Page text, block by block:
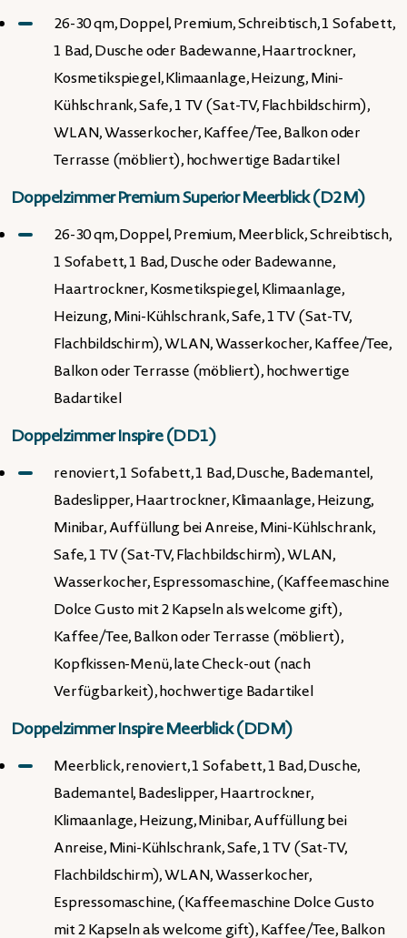
26-30 qm, Doppel, Premium, Schreibtisch, 1 Sofabett,
1 Bad, Dusche oder Badewanne, Haartrockner,
Kosmetikspiegel, Klimaanlage, Heizung, Mini-
Kühlschrank, Safe, 1 TV (Sat-TV, Flachbildschirm),
WLAN, Wasserkocher, Kaffee/Tee, Balkon oder
Terrasse (möbliert), hochwertige Badartikel
Doppelzimmer Premium Superior Meerblick (D2M)
26-30 qm, Doppel, Premium, Meerblick, Schreibtisch,
1 Sofabett, 1 Bad, Dusche oder Badewanne,
Haartrockner, Kosmetikspiegel, Klimaanlage,
Heizung, Mini-Kühlschrank, Safe, 1 TV (Sat-TV,
Flachbildschirm), WLAN, Wasserkocher, Kaffee/Tee,
Balkon oder Terrasse (möbliert), hochwertige
Badartikel
Doppelzimmer Inspire (DD1)
renoviert, 1 Sofabett, 1 Bad, Dusche, Bademantel,
Badeslipper, Haartrockner, Klimaanlage, Heizung,
Minibar, Auffüllung bei Anreise, Mini-Kühlschrank,
Safe, 1 TV (Sat-TV, Flachbildschirm), WLAN,
Wasserkocher, Espressomaschine, (Kaffeemaschine
Dolce Gusto mit 2 Kapseln als welcome gift),
Kaffee/Tee, Balkon oder Terrasse (möbliert),
Kopfkissen-Menü, late Check-out (nach
Verfügbarkeit), hochwertige Badartikel
Doppelzimmer Inspire Meerblick (DDM)
Meerblick, renoviert, 1 Sofabett, 1 Bad, Dusche,
Bademantel, Badeslipper, Haartrockner,
Klimaanlage, Heizung, Minibar, Auffüllung bei
Anreise, Mini-Kühlschrank, Safe, 1 TV (Sat-TV,
Flachbildschirm), WLAN, Wasserkocher,
Espressomaschine, (Kaffeemaschine Dolce Gusto
mit 2 Kapseln als welcome gift), Kaffee/Tee, Balkon